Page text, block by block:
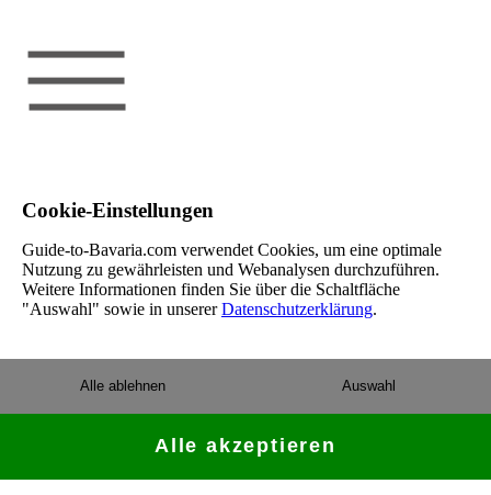
Cookie-Einstellungen
Guide-to-Bavaria.com verwendet Cookies, um eine optimale
Nutzung zu gewährleisten und Webanalysen durchzuführen.
Weitere Informationen finden Sie über die Schaltfläche
"Auswahl" sowie in unsererDatenschutzerklärung.
Auswahl
Alle ablehnen
Alle akzeptieren